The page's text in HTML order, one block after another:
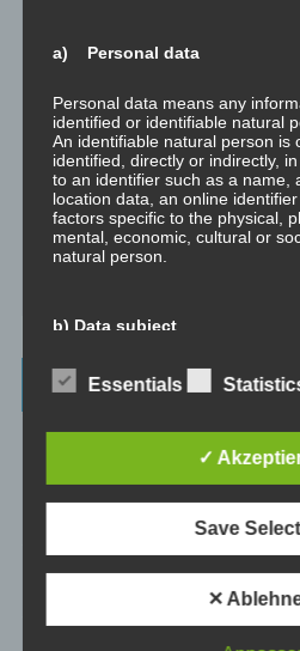
anstoßen.
⇒ Emotionale Kompetenz Hier gibt es
emotionale Kompetenz zu entwickeln.
⇒ Geführte MeditationenHier gibt es
Traumreisen.
⇒ Philosophische ExkurseHier gibt
Konzepten der Transformation, der
Beiträge –
Genommene
spirituelles Wachstum
Wahrnehmung und Realität
a) Personal data
Personal data means any
identified or identifiable natural
An identifiable natural person is
identified, directly or indirectly,
to an identifier such as a name,
location data, an online
factors specific to the physical,
mental, economic, cultural or
natural person.
b) Data subject
Data subject is any identified or
person, whose personal data is
c) Processing
Processing is any operation or
performed on personal data or
whether or not by automated
recording, organisation,
or alteration, retrieval,
transmission, dissemination or
Essentials
✓
Save
✕